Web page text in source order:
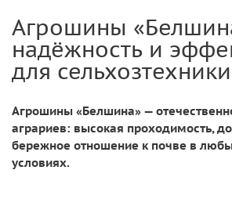
Агрошины
надёжность и
для сельхозтехники
Агрошины «Белшина» —
аграриев: высокая проходимость,
бережное отношение к почве в
условиях.